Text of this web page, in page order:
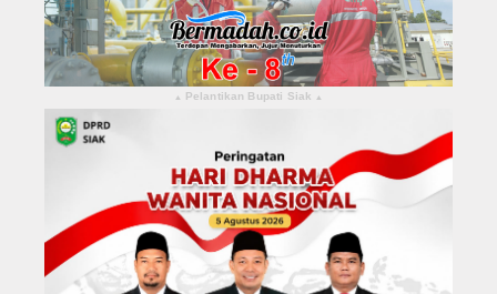
Pelalawan
Kampar
Rokan Hulu
Bengkalis
Meranti
▴ Pelantikan Bupati Siak ▴